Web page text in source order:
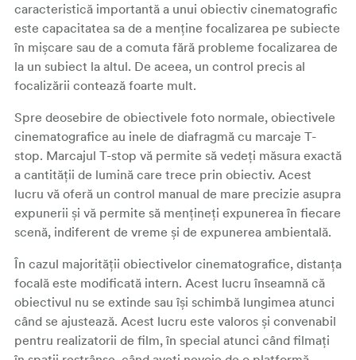
caracteristică importantă a unui obiectiv cinematografic
este capacitatea sa de a menține focalizarea pe subiecte
în mișcare sau de a comuta fără probleme focalizarea de
la un subiect la altul. De aceea, un control precis al
focalizării contează foarte mult.
Spre deosebire de obiectivele foto normale, obiectivele
cinematografice au inele de diafragmă cu marcaje T-
stop. Marcajul T-stop vă permite să vedeți măsura exactă
a cantității de lumină care trece prin obiectiv. Acest
lucru vă oferă un control manual de mare precizie asupra
expunerii și vă permite să mențineți expunerea în fiecare
scenă, indiferent de vreme și de expunerea ambientală.
În cazul majorității obiectivelor cinematografice, distanța
focală este modificată intern. Acest lucru înseamnă că
obiectivul nu se extinde sau își schimbă lungimea atunci
când se ajustează. Acest lucru este valoros și convenabil
pentru realizatorii de film, în special atunci când filmați